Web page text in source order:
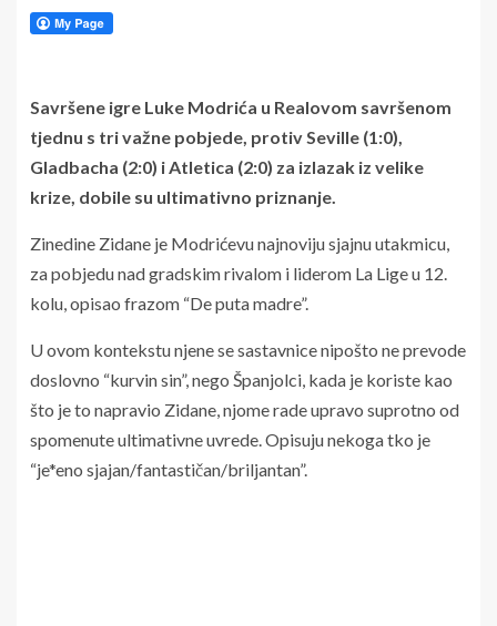
Savršene igre Luke Modrića u Realovom savršenom
tjednu s tri važne pobjede, protiv Seville (1:0),
Gladbacha (2:0) i Atletica (2:0) za izlazak iz velike
krize, dobile su ultimativno priznanje.
Zinedine Zidane je Modrićevu najnoviju sjajnu utakmicu,
za pobjedu nad gradskim rivalom i liderom La Lige u 12.
kolu, opisao frazom “De puta madre”.
U ovom kontekstu njene se sastavnice nipošto ne prevode
doslovno “kurvin sin”, nego Španjolci, kada je koriste kao
što je to napravio Zidane, njome rade upravo suprotno od
spomenute ultimativne uvrede. Opisuju nekoga tko je
“je*eno sjajan/fantastičan/briljantan”.